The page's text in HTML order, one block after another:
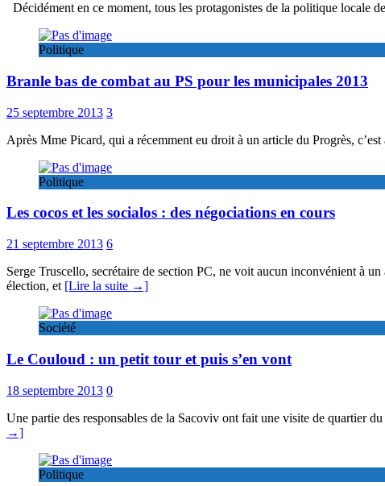
Décidément en ce moment, tous les protagonistes de la politique locale
Politique
Branle bas de combat au PS pour les municipales 2013
25 septembre 2013 3
Après Mme Picard, qui a récemment eu droit à un article du Progrès,
Politique
Les cocos et les socialos : des négociations en cours
21 septembre 2013 6
Serge Truscello, secrétaire de section PC, ne voit aucun inconvénient à
élection, et [Lire la suite →]
Société
Le Couloud : un petit tour et puis s’en vont
18 septembre 2013 0
Une partie des responsables de la Sacoviv ont fait une visite de quartier
→]
Politique